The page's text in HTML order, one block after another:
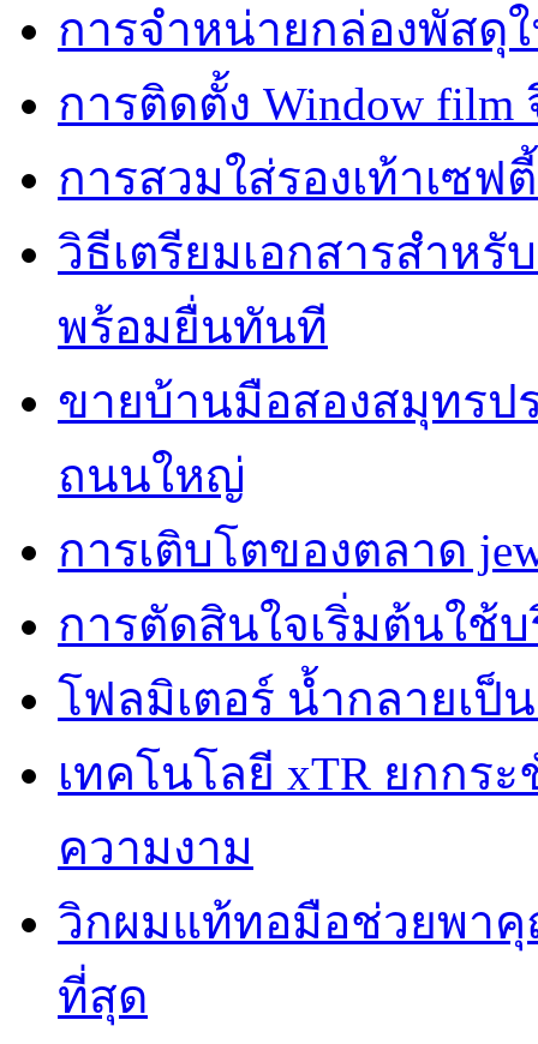
การจำหน่ายกล่องพัสดุ
การติดตั้ง Window
การสวมใส่รองเท้าเซฟ
วิธีเตรียมเอกสารสำห
พร้อมยื่นทันที
ขายบ้านมือสองสมุทรป
ถนนใหญ่
การเติบโตของตลาด
การตัดสินใจเริ่มต้นใช้
โฟลมิเตอร์ น้ำกลายเ
เทคโนโลยี xTR ยกกร
ความงาม
วิกผมแท้ทอมือช่วยพา
ที่สุด